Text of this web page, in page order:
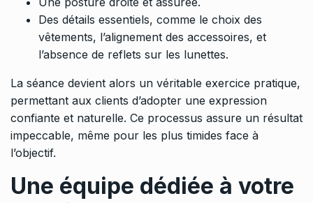
Des détails essentiels, comme le choix des
vêtements, l’alignement des accessoires, et
l’absence de reflets sur les lunettes.
La séance devient alors un véritable exercice pratique,
permettant aux clients d’adopter une expression
confiante et naturelle. Ce processus assure un résultat
impeccable, même pour les plus timides face à
l’objectif.
Une équipe dédiée à votre